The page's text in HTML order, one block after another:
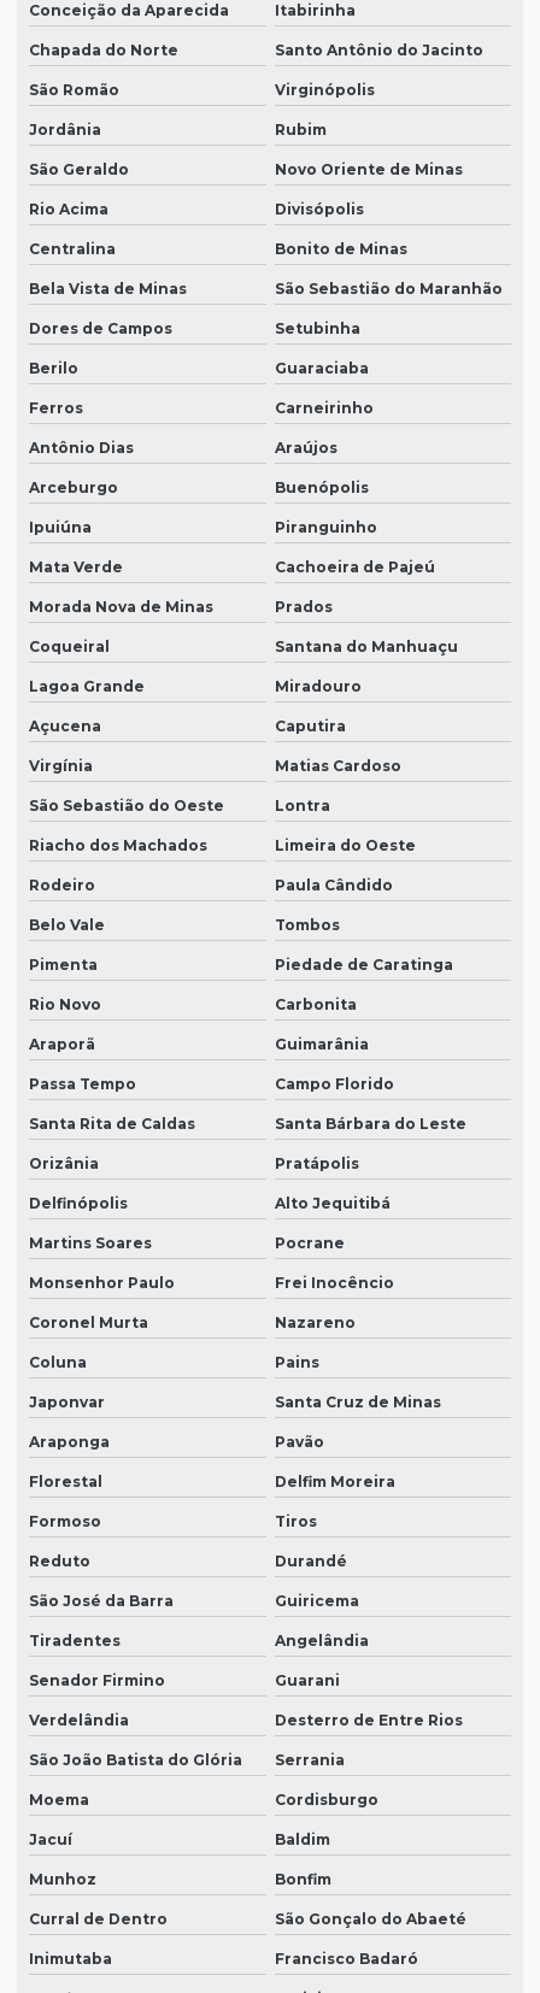
Conceição da Aparecida Itabirinha
Chapada do Norte Santo Antônio do Jacinto
São Romão Virginópolis
Jordânia Rubim
São Geraldo Novo Oriente de Minas
Rio Acima Divisópolis
Centralina Bonito de Minas
Bela Vista de Minas São Sebastião do Maranhão
Dores de Campos Setubinha
Berilo Guaraciaba
Ferros Carneirinho
Antônio Dias Araújos
Arceburgo Buenópolis
Ipuiúna Piranguinho
Mata Verde Cachoeira de Pajeú
Morada Nova de Minas Prados
Coqueiral Santana do Manhuaçu
Lagoa Grande Miradouro
Açucena Caputira
Virgínia Matias Cardoso
São Sebastião do Oeste Lontra
Riacho dos Machados Limeira do Oeste
Rodeiro Paula Cândido
Belo Vale Tombos
Pimenta Piedade de Caratinga
Rio Novo Carbonita
Araporã Guimarânia
Passa Tempo Campo Florido
Santa Rita de Caldas Santa Bárbara do Leste
Orizânia Pratápolis
Delfinópolis Alto Jequitibá
Martins Soares Pocrane
Monsenhor Paulo Frei Inocêncio
Coronel Murta Nazareno
Coluna Pains
Japonvar Santa Cruz de Minas
Araponga Pavão
Florestal Delfim Moreira
Formoso Tiros
Reduto Durandé
São José da Barra Guiricema
Tiradentes Angelândia
Senador Firmino Guarani
Verdelândia Desterro de Entre Rios
São João Batista do Glória Serrania
Moema Cordisburgo
Jacuí Baldim
Munhoz Bonfim
Curral de Dentro São Gonçalo do Abaeté
Inimutaba Francisco Badaró